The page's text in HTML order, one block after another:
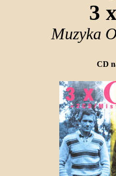
3
Muzyka
CD